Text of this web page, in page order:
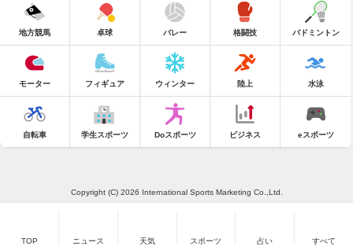
地方競馬 卓球 バレー 格闘技 バドミントン
モーター フィギュア ウィンター 陸上 水泳
自転車 学生スポーツ Doスポーツ ビジネス eスポーツ
Copyright (C) 2026 International Sports Marketing Co.,Ltd.
TOP ニュース 天気 スポーツ 占い すべて